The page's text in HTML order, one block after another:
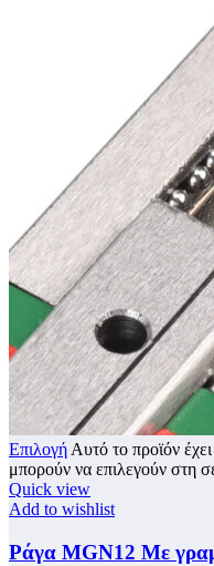
ΕπιλογήΑυτό το προϊόν
μπορούν να επιλεγούν στη
Quick view
Add to wishlist
Ράγα MGN12 Με